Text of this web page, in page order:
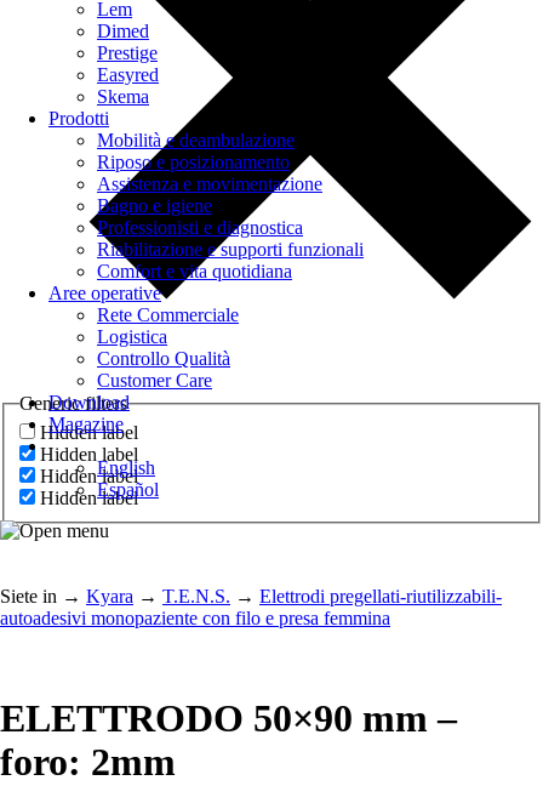
Generic filters
Hidden label
Hidden label
Hidden label
Hidden label
Lem
Dimed
Prestige
Easyred
Skema
Prodotti
Mobilità e deambulazione
Riposo e posizionamento
Assistenza e movimentazione
Bagno e igiene
Professionisti e diagnostica
Riabilitazione e supporti funzionali
Comfort e vita quotidiana
Aree operative
Rete Commerciale
Logistica
Controllo Qualità
Customer Care
Download
Magazine
English
Español
Siete in → Kyara → T.E.N.S. → Elettrodi pregellati-riutilizzabili-
autoadesivi monopaziente con filo e presa femmina
ELETTRODO 50×90 mm –
foro: 2mm